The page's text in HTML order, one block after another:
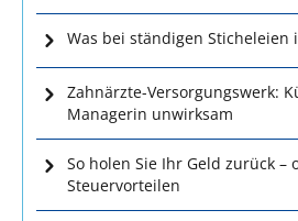
Was bei ständigen Sticheleien
Zahnärzte-Versorgungswerk:
Managerin unwirksam
So holen Sie Ihr Geld zurück –
Steuervorteilen